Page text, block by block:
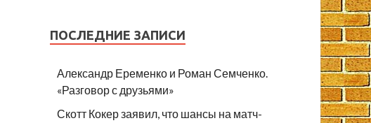
ПОСЛЕДНИЕ ЗАПИСИ
Александр Еременко и Роман Семченко.
«Разговор с друзьями»
Скотт Кокер заявил, что шансы на матч-